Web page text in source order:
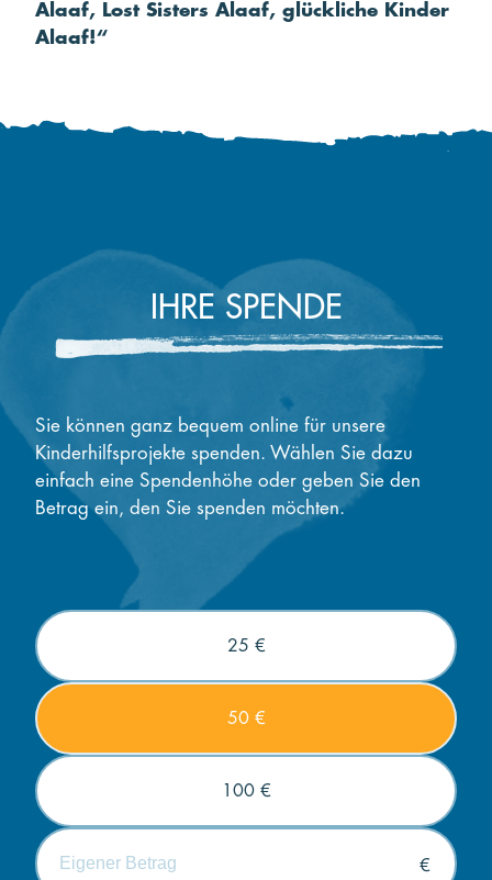
Alaaf, Lost Sisters Alaaf, glückliche Kinder
Alaaf!“
IHRE SPENDE
Sie können ganz bequem online für unsere
Kinderhilfsprojekte spenden. Wählen Sie dazu
einfach eine Spendenhöhe oder geben Sie den
Betrag ein, den Sie spenden möchten.
25 €
50 €
100 €
€